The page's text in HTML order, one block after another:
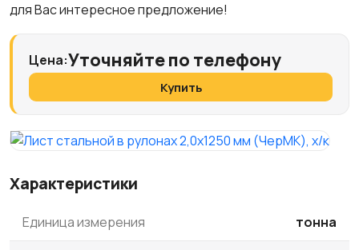
для Вас интересное предложение!
Цена:Уточняйте по телефону
Купить
Характеристики
Единица измерения тонна